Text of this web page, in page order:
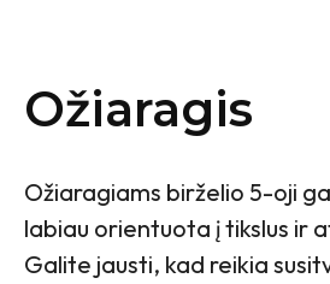
Ožiaragis
Ožiaragiams birželio 5-oji
labiau orientuota į tikslus ir
Galite jausti, kad reikia